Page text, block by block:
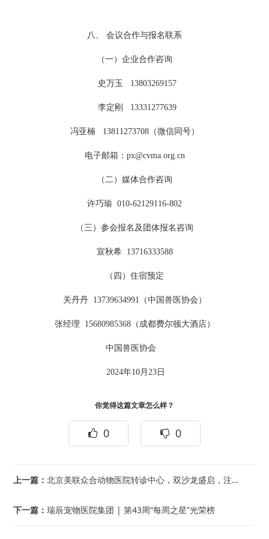
八、 会议合作与报名联系
（一）企业合作咨询
史万玉 13803269157
李定刚 13331277639
冯亚楠 13811273708（微信同号）
电子邮箱：px@cvma.org.cn
（二）媒体合作咨询
许巧瑜 010-62129116-802
（三）参会报名及团体报名咨询
宣秋希 13716333588
（四）住宿预定
关丹丹 13739634991（中国兽医协会）
张经理 15680985368（成都费尔顿大酒店）
中国兽医协会
2024年10月23日
你觉得这篇文章怎么样？
0 0
上一篇：北京美联众合动物医院转诊中心，双沙龙盛启，注入宠物医疗发展新力量！
下一篇：瑞辰宠物医院集团 | 第43周“每周之星”光荣榜